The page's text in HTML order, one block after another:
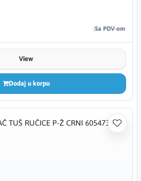
Sa PDV-om
View
Dodaj u korpu